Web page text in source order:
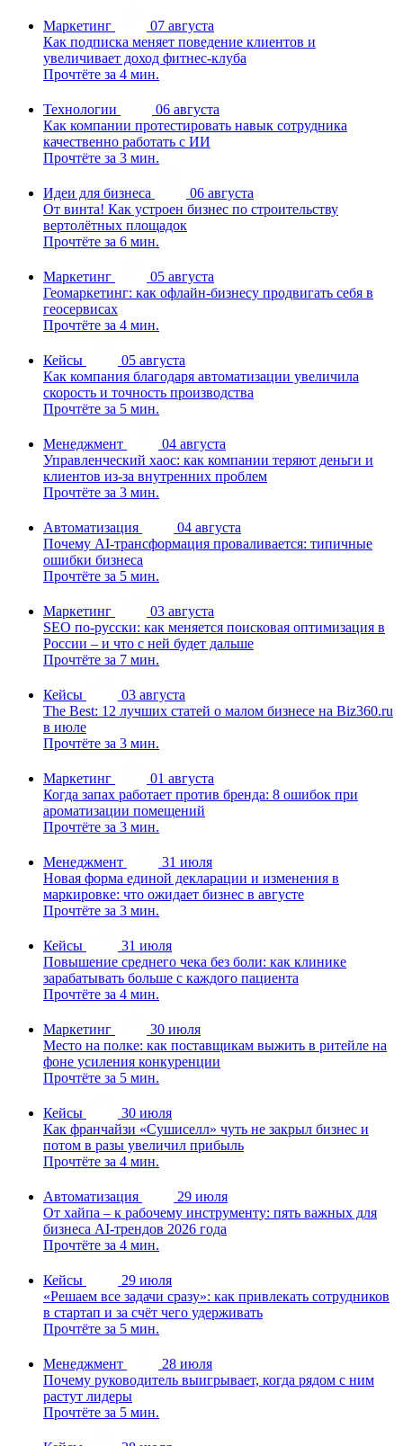
Маркетинг
07 августа
Как подписка меняет поведение клиентов и
увеличивает доход фитнес-клуба
Прочтёте за 4 мин.
Технологии
06 августа
Как компании протестировать навык сотрудника
качественно работать с ИИ
Прочтёте за 3 мин.
Идеи для бизнеса
06 августа
От винта! Как устроен бизнес по строительству
вертолётных площадок
Прочтёте за 6 мин.
Маркетинг
05 августа
Геомаркетинг: как офлайн-бизнесу продвигать себя в
геосервисах
Прочтёте за 4 мин.
Кейсы
05 августа
Как компания благодаря автоматизации увеличила
скорость и точность производства
Прочтёте за 5 мин.
Менеджмент
04 августа
Управленческий хаос: как компании теряют деньги и
клиентов из-за внутренних проблем
Прочтёте за 3 мин.
Автоматизация
04 августа
Почему AI-трансформация проваливается: типичные
ошибки бизнеса
Прочтёте за 5 мин.
Маркетинг
03 августа
SEO по-русски: как меняется поисковая оптимизация в
России – и что с ней будет дальше
Прочтёте за 7 мин.
Кейсы
03 августа
The Best: 12 лучших статей о малом бизнесе на Biz360.ru
в июле
Прочтёте за 3 мин.
Маркетинг
01 августа
Когда запах работает против бренда: 8 ошибок при
ароматизации помещений
Прочтёте за 3 мин.
Менеджмент
31 июля
Новая форма единой декларации и изменения в
маркировке: что ожидает бизнес в августе
Прочтёте за 3 мин.
Кейсы
31 июля
Повышение среднего чека без боли: как клинике
зарабатывать больше с каждого пациента
Прочтёте за 4 мин.
Маркетинг
30 июля
Место на полке: как поставщикам выжить в ритейле на
фоне усиления конкуренции
Прочтёте за 5 мин.
Кейсы
30 июля
Как франчайзи «Сушиселл» чуть не закрыл бизнес и
потом в разы увеличил прибыль
Прочтёте за 4 мин.
Автоматизация
29 июля
От хайпа – к рабочему инструменту: пять важных для
бизнеса AI-трендов 2026 года
Прочтёте за 4 мин.
Кейсы
29 июля
«Решаем все задачи сразу»: как привлекать сотрудников
в стартап и за счёт чего удерживать
Прочтёте за 5 мин.
Менеджмент
28 июля
Почему руководитель выигрывает, когда рядом с ним
растут лидеры
Прочтёте за 5 мин.